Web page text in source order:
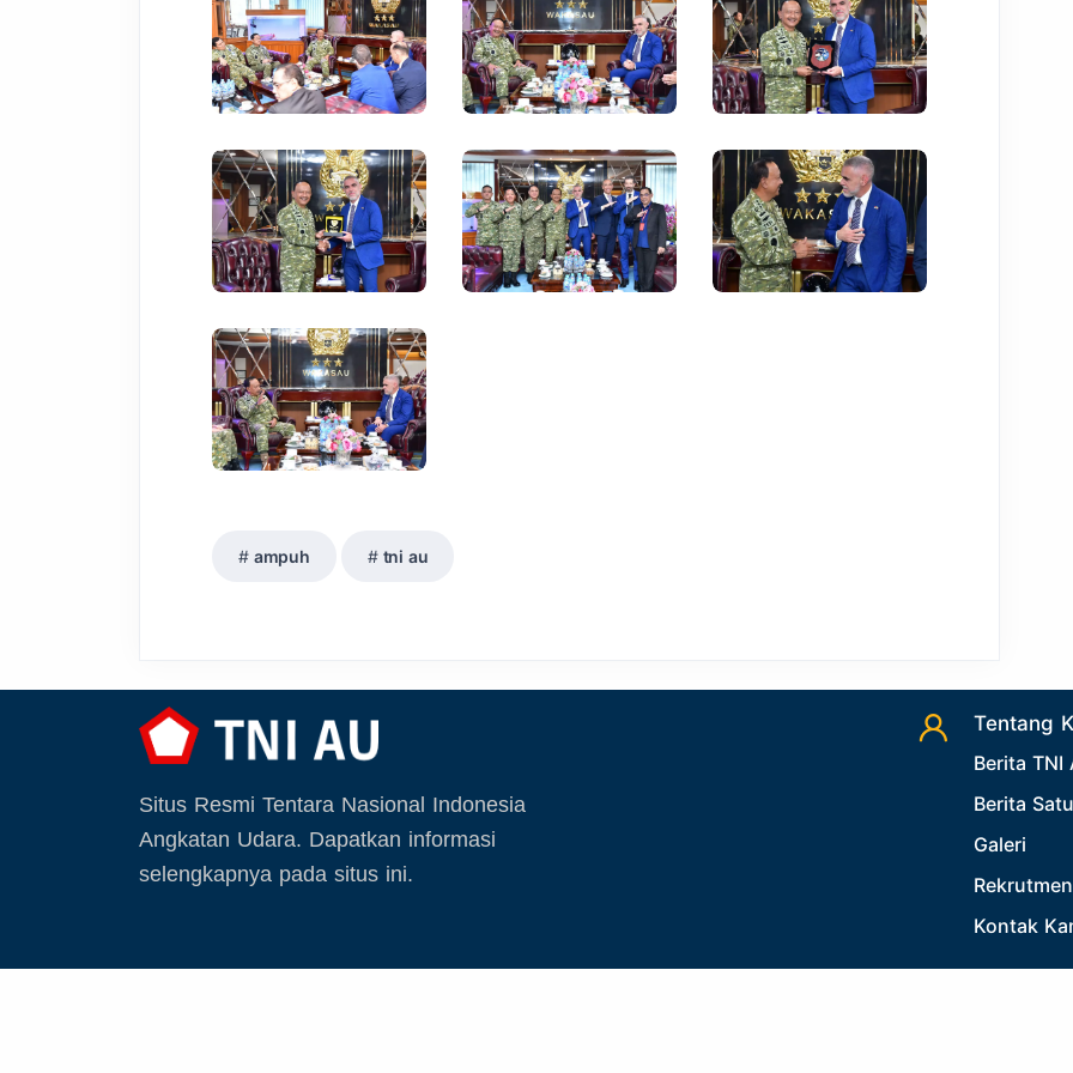
ampuh tni au
Situs Resmi Tentara Nasional Indonesia
Angkatan Udara. Dapatkan informasi
selengkapnya pada situs ini.
Tentang
Berita TNI
Berita
Galeri
Rekrutmen
Kontak